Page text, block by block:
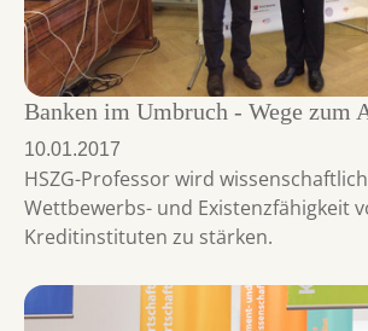
Banken im Umbruch - Wege zum
10.01.2017
HSZG-Professor wird
Wettbewerbs- und Existenzfähigkeit
Kreditinstituten zu stärken.